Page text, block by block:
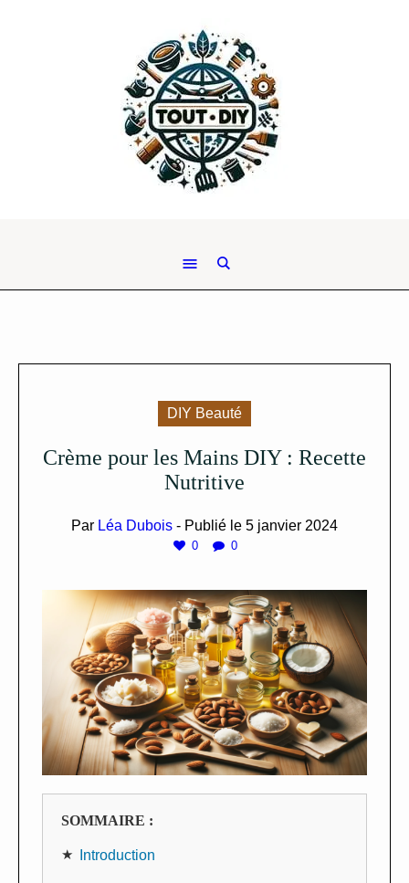
DIY Beauté
Crème pour les Mains DIY : Recette
Nutritive
Par Léa Dubois - Publié le 5 janvier 2024
0 0
SOMMAIRE :
Introduction